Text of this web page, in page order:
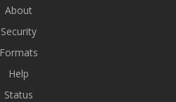
About
Security
Formats
Help
Status